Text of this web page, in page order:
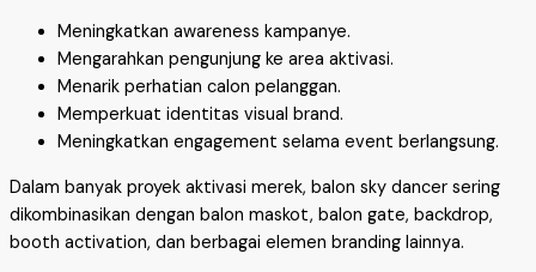
Meningkatkan awareness kampanye.
Mengarahkan pengunjung ke area aktivasi.
Menarik perhatian calon pelanggan.
Memperkuat identitas visual brand.
Meningkatkan engagement selama event berlangsung.
Dalam banyak proyek aktivasi merek, balon sky dancer sering
dikombinasikan dengan balon maskot, balon gate, backdrop,
booth activation, dan berbagai elemen branding lainnya.